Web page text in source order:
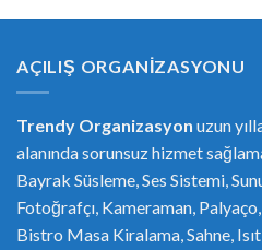
AÇILIŞ ORGANIZASYONU
Trendy Organizasyon uzun
alanında sorunsuz hizmet
Bayrak Süsleme, Ses Sistemi,
Fotoğrafçı, Kameraman,
Bistro Masa Kiralama, Sahne,